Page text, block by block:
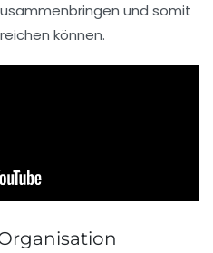
und somit
können.